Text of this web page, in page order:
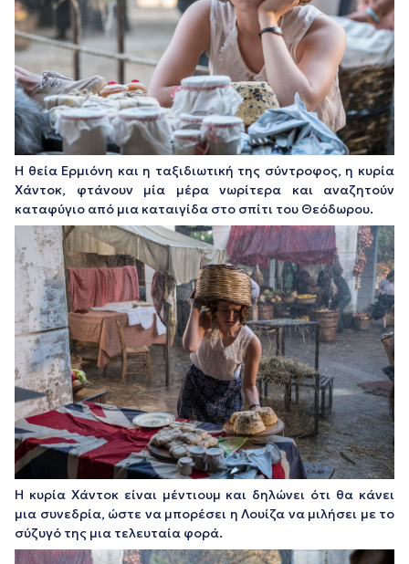
Η θεία Ερμιόνη και η ταξιδιωτική της σύντροφος, η κυρία
Χάντοκ, φτάνουν μία μέρα νωρίτερα και αναζητούν
καταφύγιο από μια καταιγίδα στο σπίτι του Θεόδωρου.
Η κυρία Χάντοκ είναι μέντιουμ και δηλώνει ότι θα κάνει
μια συνεδρία, ώστε να μπορέσει η Λουίζα να μιλήσει με το
σύζυγό της μια τελευταία φορά.